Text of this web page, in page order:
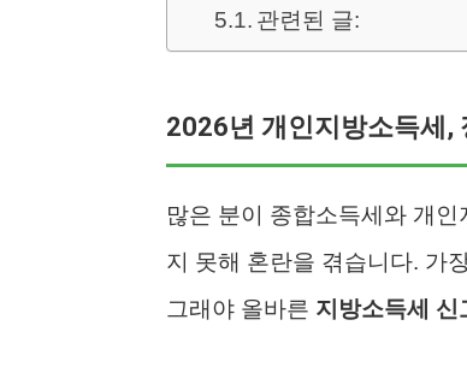
관련된 글:
2026년 개인지방소득세,
많은 분이 종합소득세와 개
지 못해 혼란을 겪습니다. 가
그래야 올바른 지방소득세 신